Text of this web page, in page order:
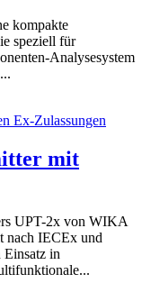
kompakte
speziell für
Analysesystem
mit
UPT-2x von WIKA
nach IECEx und
in